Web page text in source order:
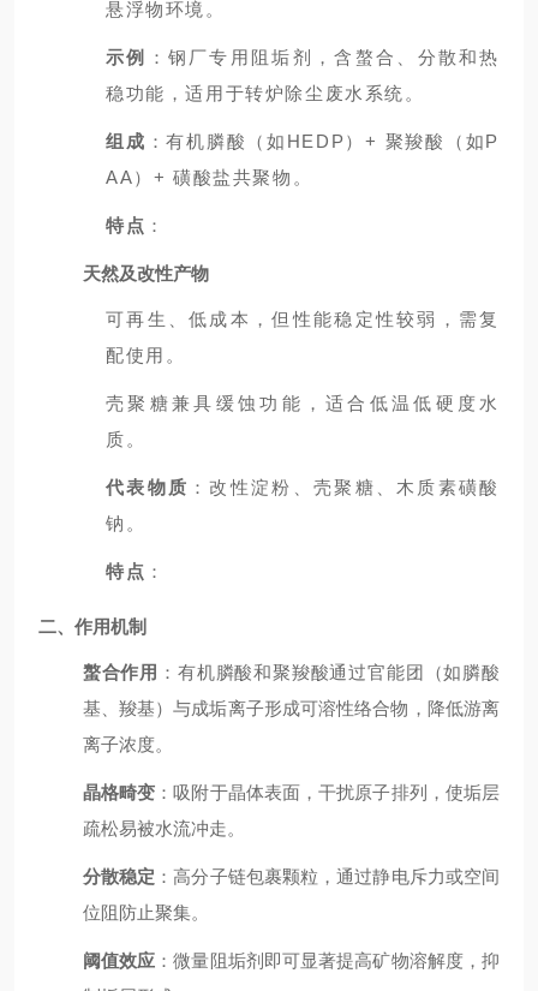
悬浮物环境。
示例
：钢厂专用阻垢剂，含螯合、分散和热
稳功能，适用于转炉除尘废水系统。
组成 ：有机膦酸（如HEDP）+ 聚羧酸（如P
AA）+ 磺酸盐共聚物。
特点 ：
天然及改性产物
可再生、低成本，但性能稳定性较弱，需复
配使用。
壳聚糖兼具缓蚀功能，适合低温低硬度水
质。
代表物质 ：改性淀粉、壳聚糖、木质素磺酸
钠。
特点 ：
二、作用机制
螯合作用 ：有机膦酸和聚羧酸通过官能团（如膦酸
基、羧基）与成垢离子形成可溶性络合物，降低游离
离子浓度。
晶格畸变 ：吸附于晶体表面，干扰原子排列，使垢层
疏松易被水流冲走。
分散稳定 ：高分子链包裹颗粒，通过静电斥力或空间
位阻防止聚集。
阈值效应 ：微量阻垢剂即可显著提高矿物溶解度，抑